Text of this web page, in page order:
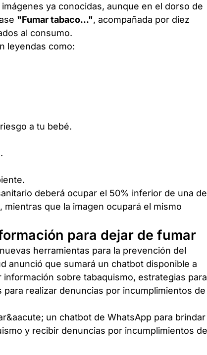
ya conocidas, aunque en el dorso de
"Fumar tabaco...", acompañada por diez
al consumo.
leyendas como:
a tu bebé.
deberá ocupar el 50% inferior de una de
que la imagen ocupará el mismo
para dejar de fumar
herramientas para la prevención del
anunció que sumará un chatbot disponible a
sobre tabaquismo, estrategias para
realizar denuncias por incumplimientos de